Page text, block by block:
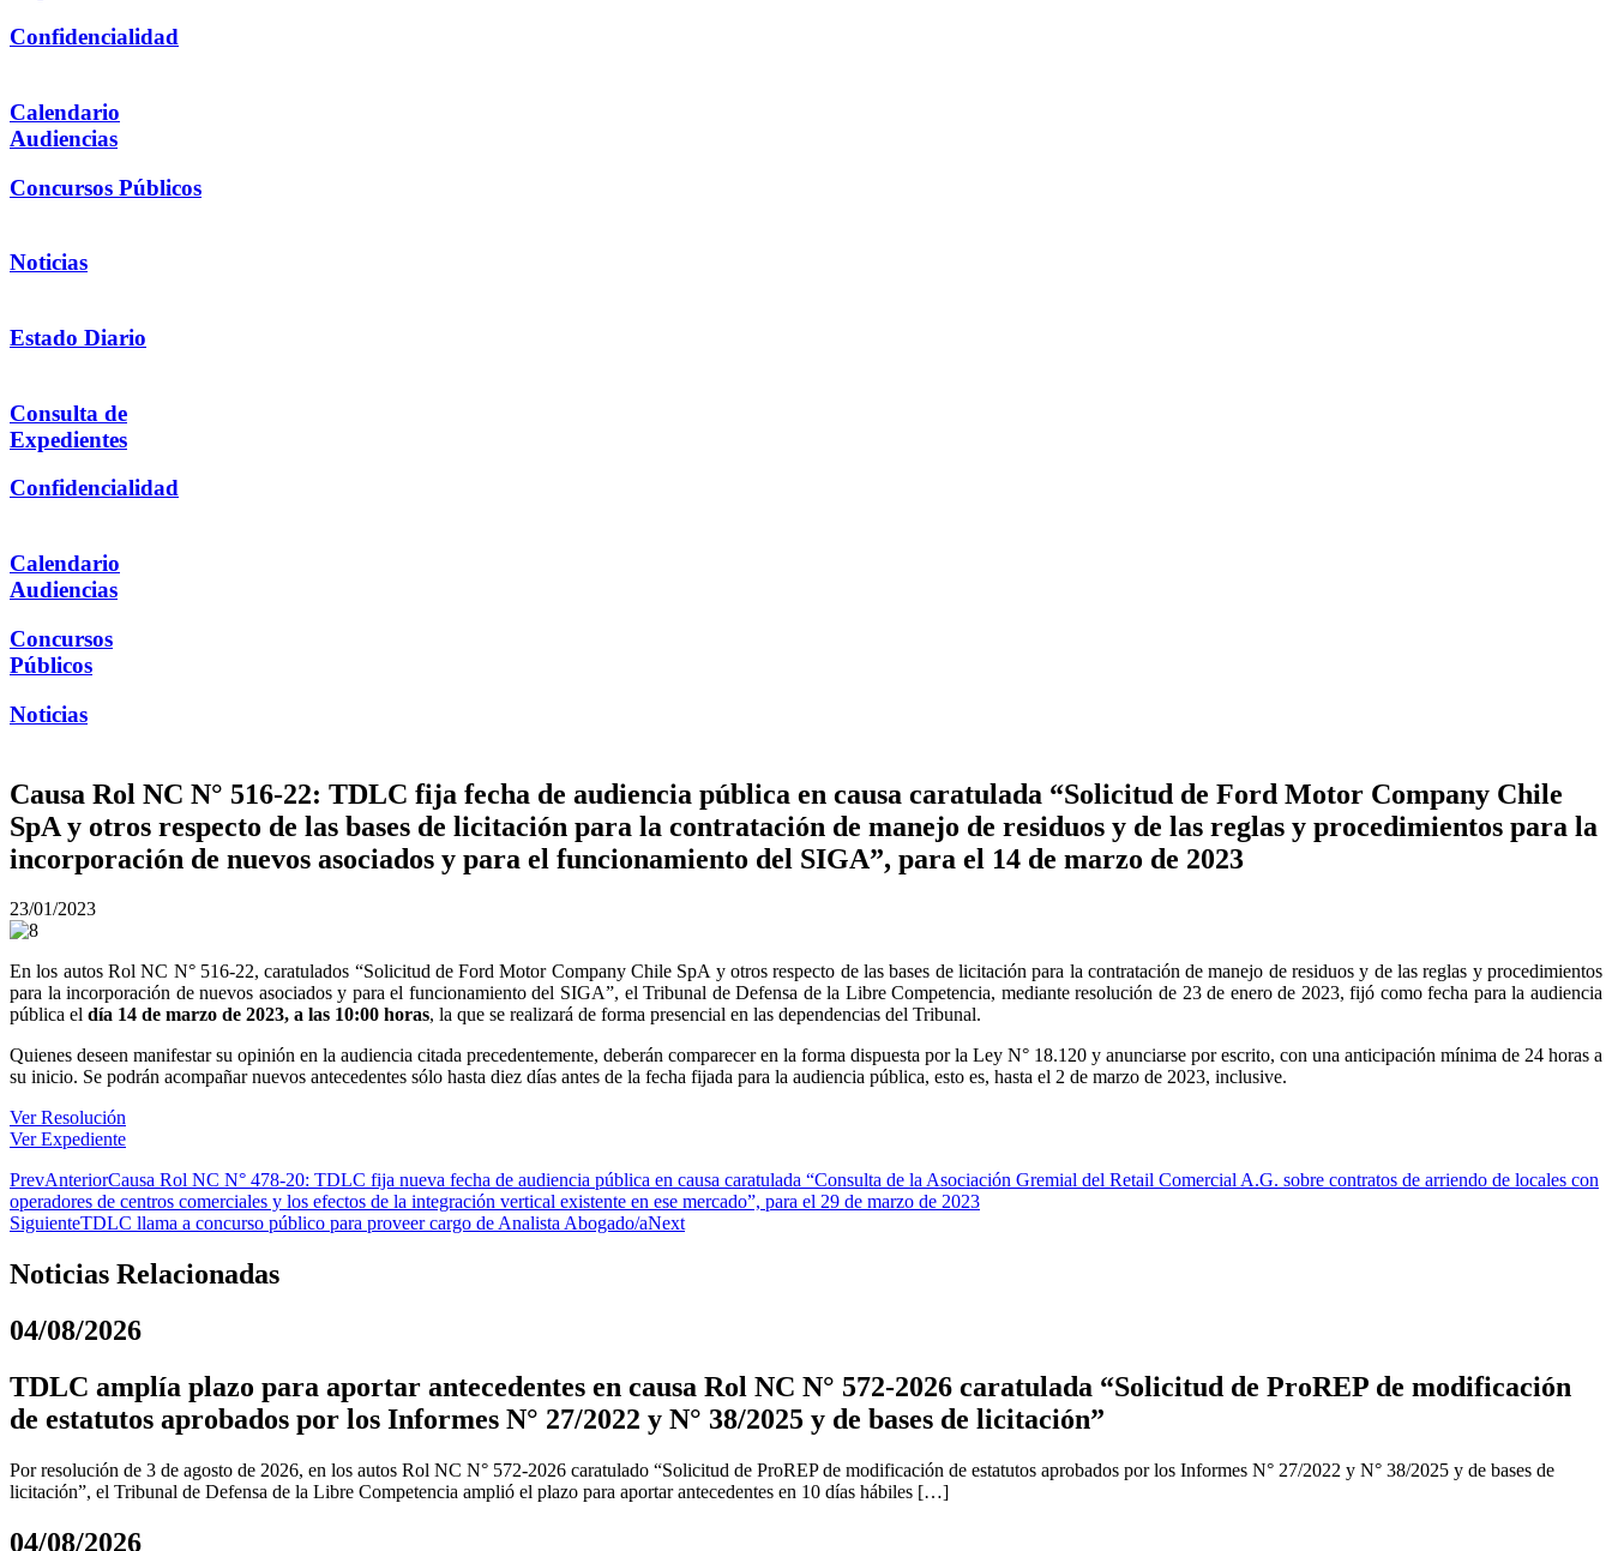
Confidencialidad
Calendario
Audiencias
Concursos Públicos
Noticias
Estado Diario
Consulta de
Expedientes
Confidencialidad
Calendario
Audiencias
Concursos
Públicos
Noticias
Causa Rol NC N° 516-22: TDLC fija fecha de audiencia pública en causa caratulada “Solicitud de Ford Motor Company Chile
SpA y otros respecto de las bases de licitación para la contratación de manejo de residuos y de las reglas y procedimientos para la
incorporación de nuevos asociados y para el funcionamiento del SIGA”, para el 14 de marzo de 2023
23/01/2023
En los autos Rol NC N° 516-22, caratulados “Solicitud de Ford Motor Company Chile SpA y otros respecto de las bases de licitación para la contratación de manejo de residuos y de las reglas y procedimientos
para la incorporación de nuevos asociados y para el funcionamiento del SIGA”, el Tribunal de Defensa de la Libre Competencia, mediante resolución de 23 de enero de 2023, fijó como fecha para la audiencia
pública el día 14 de marzo de 2023, a las 10:00 horas, la que se realizará de forma presencial en las dependencias del Tribunal.
Quienes deseen manifestar su opinión en la audiencia citada precedentemente, deberán comparecer en la forma dispuesta por la Ley N° 18.120 y anunciarse por escrito, con una anticipación mínima de 24 horas a
su inicio. Se podrán acompañar nuevos antecedentes sólo hasta diez días antes de la fecha fijada para la audiencia pública, esto es, hasta el 2 de marzo de 2023, inclusive.
Ver Resolución
Ver Expediente
PrevAnteriorCausa Rol NC N° 478-20: TDLC fija nueva fecha de audiencia pública en causa caratulada “Consulta de la Asociación Gremial del Retail Comercial A.G. sobre contratos de arriendo de locales con
operadores de centros comerciales y los efectos de la integración vertical existente en ese mercado”, para el 29 de marzo de 2023
SiguienteTDLC llama a concurso público para proveer cargo de Analista Abogado/aNext
Noticias Relacionadas
04/08/2026
TDLC amplía plazo para aportar antecedentes en causa Rol NC N° 572-2026 caratulada “Solicitud de ProREP de modificación
de estatutos aprobados por los Informes N° 27/2022 y N° 38/2025 y de bases de licitación”
Por resolución de 3 de agosto de 2026, en los autos Rol NC N° 572-2026 caratulado “Solicitud de ProREP de modificación de estatutos aprobados por los Informes N° 27/2022 y N° 38/2025 y de bases de
licitación”, el Tribunal de Defensa de la Libre Competencia amplió el plazo para aportar antecedentes en 10 días hábiles […]
04/08/2026